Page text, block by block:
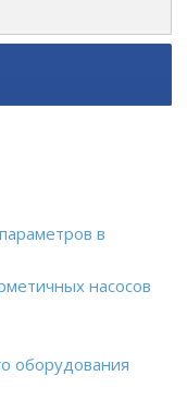
в
насосов
оборудования